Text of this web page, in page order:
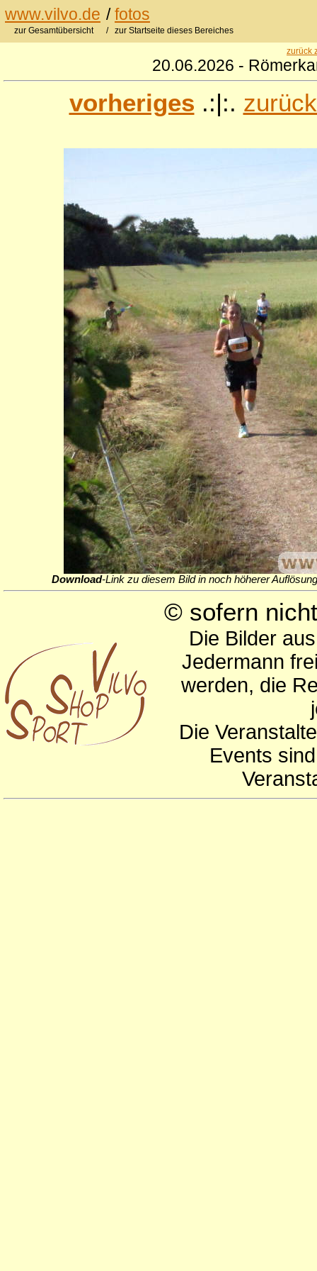
www.vilvo.de /fotos
zur Gesamtübersicht / zur Startseite dieses Bereiches
zurück
20.06.2026 -
vorheriges .:|:.
Download-Link zu diesem Bild in noch höherer
© sofern
Die Bilder
Jedermann
werden, die
Die
Events